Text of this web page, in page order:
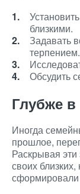
близкими.
Задавать
терпением.
Обсудить
Глубже
Иногда
прошлое,
Раскрывая
своих